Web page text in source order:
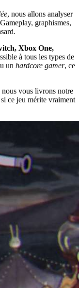
, nous allons analyser
graphismes,
Xbox One,
à tous les types de
un hardcore gamer, ce
nous vous livrons notre
ce jeu mérite vraiment